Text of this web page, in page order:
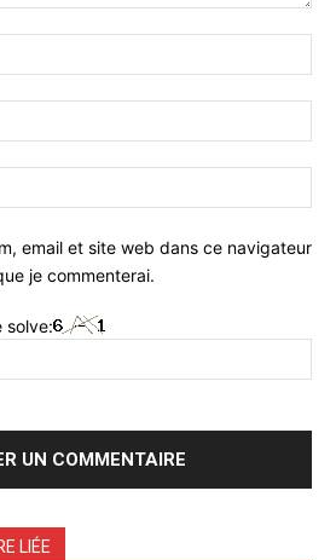
:*
:*
:
email et site web dans ce navigateur
je commenterai.
solve:
LIÉE